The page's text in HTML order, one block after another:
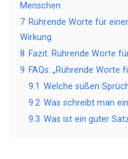
Menschen
7 Rührende Worte für
Wirkung
8 Fazit: Rührende Worte
9 FAQs: „Rührende Worte
9.1 Welche süßen
9.2 Was schreibt man
9.3 Was ist ein guter